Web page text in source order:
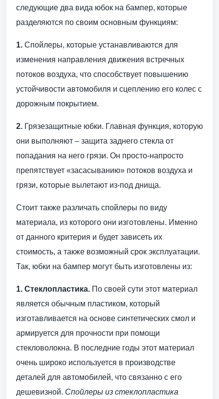
следующие два вида юбок на бампер, которые
разделяются по своим основным функциям:
1. Спойлеры, которые устанавливаются для
изменения направления движения встречных
потоков воздуха, что способствует повышению
устойчивости автомобиля и сцеплению его колес с
дорожным покрытием.
2. Грязезащитные юбки. Главная функция, которую
они выполняют – защита заднего стекла от
попадания на него грязи. Он просто-напросто
препятствует «засасыванию» потоков воздуха и
грязи, которые вылетают из-под днища.
Стоит также различать спойлеры по виду
материала, из которого они изготовлены. Именно
от данного критерия и будет зависеть их
стоимость, а также возможный срок эксплуатации.
Так, юбки на бампер могут быть изготовлены из:
1. Стеклопластика. По своей сути этот материал
является обычным пластиком, который
изготавливается на основе синтетических смол и
армируется для прочности при помощи
стекловолокна. В последние годы этот материал
очень широко используется в производстве
деталей для автомобилей, что связанно с его
дешевизной. Спойлеры из стеклопластика